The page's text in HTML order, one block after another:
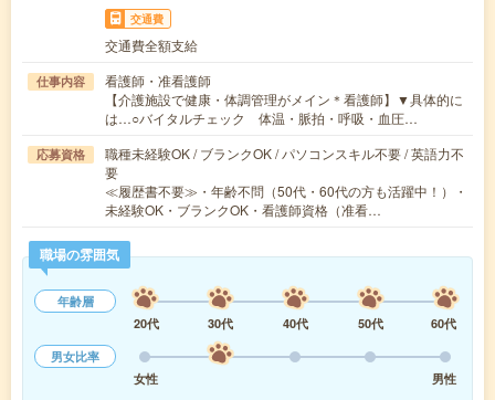
交通費
交通費全額支給
仕事内容
看護師・准看護師
【介護施設で健康・体調管理がメイン＊看護師】▼具体的に
は…○バイタルチェック 体温・脈拍・呼吸・血圧…
応募資格
職種未経験OK / ブランクOK / パソコンスキル不要 / 英語力不
要
≪履歴書不要≫・年齢不問（50代・60代の方も活躍中！）・
未経験OK・ブランクOK・看護師資格（准看…
職場の雰囲気
年齢層
20代
30代 40代 50代
60代
男女比率
女性
男性